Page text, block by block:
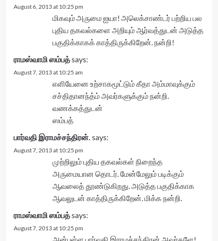
August 6, 2013 at 10:25 pm
மிகவும் அருமை ஐயா! அலெக்சாண்டர் பற்றிய பல
புதிய தகவல்களை அறியும் ஆர்வத்துடன் அடுத்த
பகுதிக்காகக் காத்திருக்கிறேன். நன்றி!
ராமஸ்வாமி ஸம்பத்says:
August 7, 2013 at 10:25 am
எளியேனை உற்சாகமூட்டும் கீதா அம்மாவுக்கும்
சச்திதானந்த்ம் அவர்களுக்கும் நன்றி.
வணக்கத்துடன்
ஸம்பத்
பார்வதி இராமச்சந்திரன். says:
August 7, 2013 at 10:25 pm
முற்றிலும் புதிய தகவல்கள் நிறைந்த
அருமையான தொடர். மேன்மேலும் படிக்கும்
ஆவலைத் தூண்டுகிறது. அடுத்த பகுதிக்காக
ஆவலுடன் காத்திருக்கிறேன். மிக்க நன்றி.
ராமஸ்வாமி ஸம்பத்says:
August 7, 2013 at 10:25 pm